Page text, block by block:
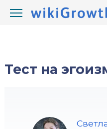
wikiGrowth.com / Тесты /
Тест на